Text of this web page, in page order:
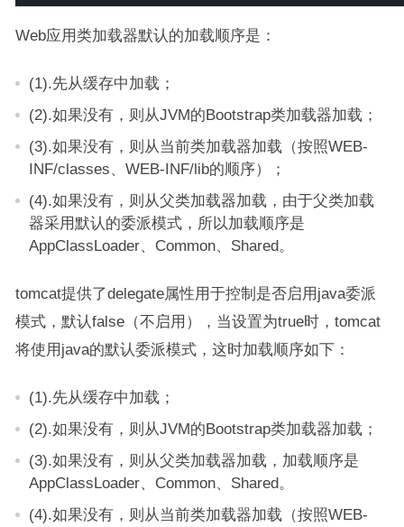
Web应用类加载器默认的加载顺序是：
(1).先从缓存中加载；
(2).如果没有，则从JVM的Bootstrap类加载器加载；
(3).如果没有，则从当前类加载器加载（按照WEB-
INF/classes、WEB-INF/lib的顺序）；
(4).如果没有，则从父类加载器加载，由于父类加载
器采用默认的委派模式，所以加载顺序是
AppClassLoader、Common、Shared。
tomcat提供了delegate属性用于控制是否启用java委派
模式，默认false（不启用），当设置为true时，tomcat
将使用java的默认委派模式，这时加载顺序如下：
(1).先从缓存中加载；
(2).如果没有，则从JVM的Bootstrap类加载器加载；
(3).如果没有，则从父类加载器加载，加载顺序是
AppClassLoader、Common、Shared。
(4).如果没有，则从当前类加载器加载（按照WEB-